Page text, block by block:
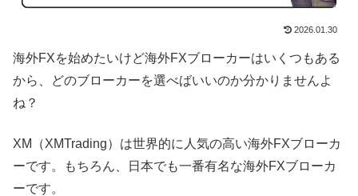
2026.01.30
海外FXを始めたいけど海外FXブローカーはいくつもある
から、どのブローカーを選べばいいのか分かりませんよ
ね？
XM（XMTrading）は世界的に人気の高い海外FXブローカ
ーです。もちろん、日本でも一番有名な海外FXブローカ
ーです。